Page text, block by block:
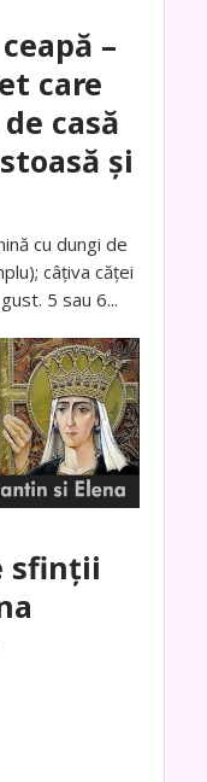
–
care
casă
și
cu dungi de
câțiva căței
5 sau 6...
sfinții